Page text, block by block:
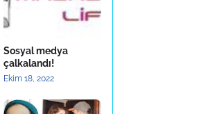
Sosyal medya
çalkalandı!
Ekim 18, 2022